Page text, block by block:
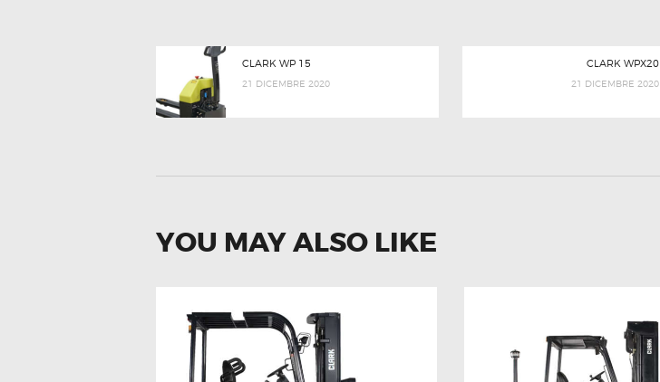
NAVIGAZIONE ARTICOLI
CLARK WP 15
21 DICEMBRE 2020
CLARK WPX20
21 DICEMBRE 2020
YOU MAY ALSO LIKE